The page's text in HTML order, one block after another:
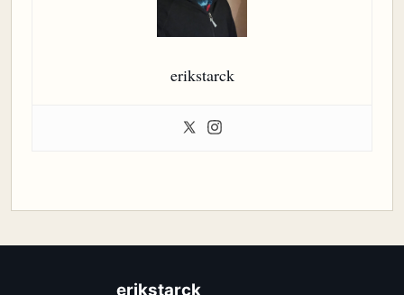
erikstarck
erikstarck